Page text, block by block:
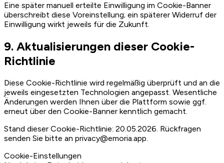
Eine später manuell erteilte Einwilligung im Cookie-Banner
überschreibt diese Voreinstellung; ein späterer Widerruf der
Einwilligung wirkt jeweils für die Zukunft.
9. Aktualisierungen dieser Cookie-
Richtlinie
Diese Cookie-Richtlinie wird regelmäßig überprüft und an die
jeweils eingesetzten Technologien angepasst. Wesentliche
Änderungen werden Ihnen über die Plattform sowie ggf.
erneut über den Cookie-Banner kenntlich gemacht.
Stand dieser Cookie-Richtlinie: 20.05.2026. Rückfragen
senden Sie bitte an privacy@emoria.app.
Cookie-Einstellungen